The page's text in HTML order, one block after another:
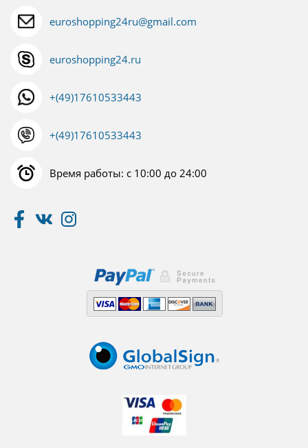
euroshopping24ru@gmail.com
euroshopping24.ru
+(49)17610533443
+(49)17610533443
Время работы: с 10:00 до 24:00